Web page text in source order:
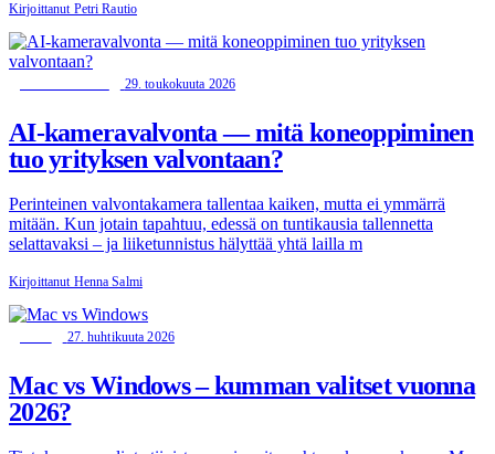
Kirjoittanut Petri Rautio
29. toukokuuta 2026
AI-kameravalvonta — mitä koneoppiminen
tuo yrityksen valvontaan?
Perinteinen valvontakamera tallentaa kaiken, mutta ei ymmärrä
mitään. Kun jotain tapahtuu, edessä on tuntikausia tallennetta
selattavaksi – ja liiketunnistus hälyttää yhtä lailla m
Kirjoittanut Henna Salmi
27. huhtikuuta 2026
Mac vs Windows – kumman valitset vuonna
2026?